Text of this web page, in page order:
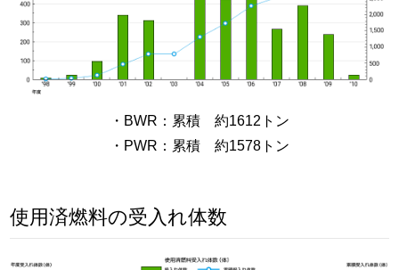
・BWR：累積 約1612トン
・PWR：累積 約1578トン
使用済燃料の受入れ体数